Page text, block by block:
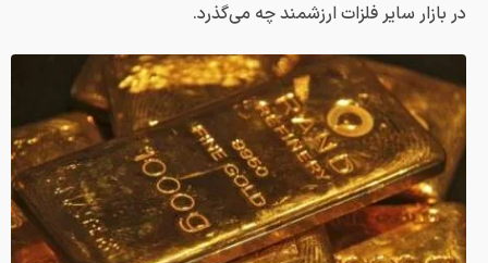
در بازار سایر فلزات ارزشمند چه می‌گذرد.